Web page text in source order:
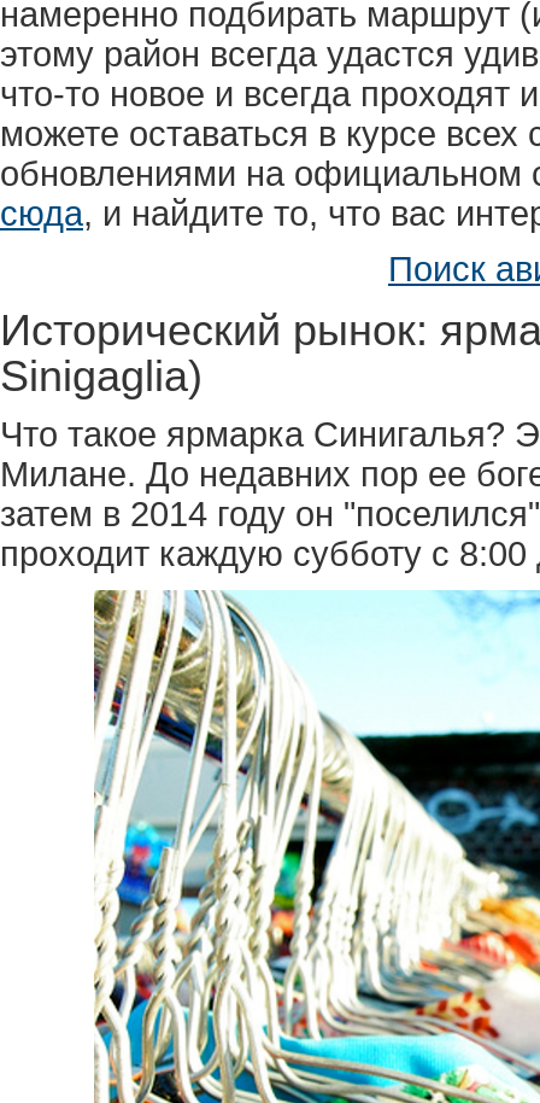
намеренно подбирать маршрут
этому район всегда удастся
что-то новое и всегда
можете оставаться в курсе
обновлениями на официальном
сюда, и найдите то, что вас
Поиск
Исторический рынок:
Sinigaglia)
Что такое ярмарка Синигалья?
Милане. До недавних пор ее
затем в 2014 году он
проходит каждую субботу с 8:00